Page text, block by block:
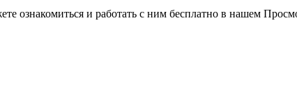
ознакомиться и работать с ним бесплатно в нашем